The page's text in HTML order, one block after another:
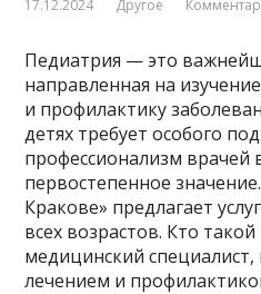
17.12.2024 Другое
Педиатрия — это
направленная на
и профилактику
детях требует особого
профессионализм врачей
первостепенное
Кракове» предлагает
всех возрастов. Кто
медицинский
лечением и